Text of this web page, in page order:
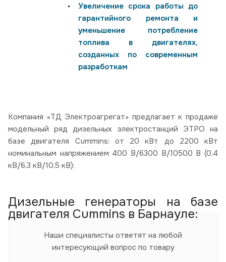
Увеличение срока работы до
гарантийного ремонта и
уменьшение потребление
топлива в двигателях,
созданных по современным
разработкам
Компания «ТД Электроагрегат» предлагает к продаже
модельный ряд дизельных электростанций ЭТРО на
базе двигателя Cummins: от 20 кВт до 2200 кВт
номинальным напряжением 400 В/6300 В/10500 В (0,4
кВ/6,3 кВ/10,5 кВ):
Дизельные генераторы на базе
двигателя Cummins в Барнауле:
Наши специалисты ответят на любой
интересующий вопрос по товару